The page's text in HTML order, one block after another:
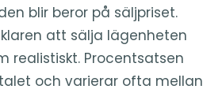
blir beror på säljpriset.
att sälja lägenheten
realistiskt. Procentsatsen
och varierar ofta mellan